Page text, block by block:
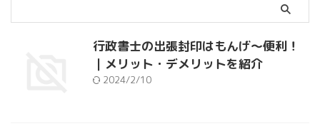
行政書士の出張封印はもんげ～便利！
｜メリット・デメリットを紹介
2024/2/10